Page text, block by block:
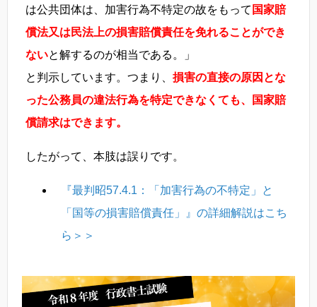
は公共団体は、加害行為不特定の故をもって 国家賠
償法又は民法上の損害賠償責任を免れることができ
ないと解するのが相当である。」
と判示しています。つまり、 損害の直接の原因とな
った公務員の違法行為を特定できなくても、国家賠
償請求はできます。
したがって、本肢は誤りです。
『最判昭57.4.1：「加害行為の不特定」と
「国等の損害賠償責任」』の詳細解説はこち
ら＞＞